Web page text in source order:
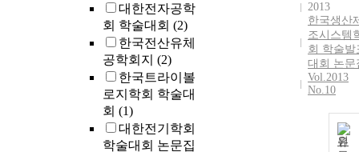
대한전자공학
회 학술대회 (2)
한국전산유체
공학회지 (2)
한국트라이볼
로지학회 학술대
회 (1)
대한전기학회
학술대회 논문집
2013
한국생산
조시스템
회 학술발
대회 논문
Vol.2013
No.10
원